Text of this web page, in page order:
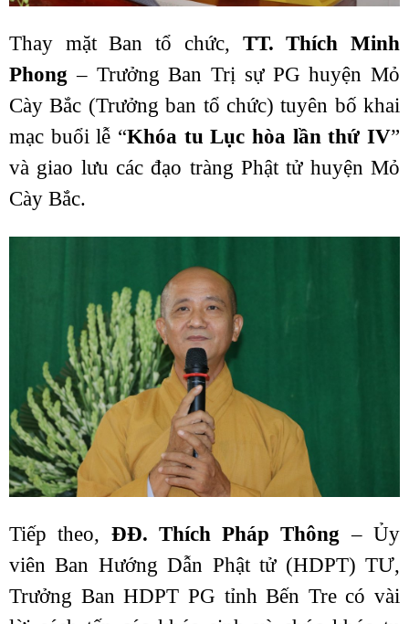
Thay mặt Ban tổ chức, TT. Thích Minh
Phong – Trưởng Ban Trị sự PG huyện Mỏ
Cày Bắc (Trưởng ban tổ chức) tuyên bố khai
mạc buổi lễ “Khóa tu Lục hòa lần thứ IV”
và giao lưu các đạo tràng Phật tử huyện Mỏ
Cày Bắc.
Tiếp theo, ĐĐ. Thích Pháp Thông – Ủy
viên Ban Hướng Dẫn Phật tử (HDPT) TƯ,
Trưởng Ban HDPT PG tỉnh Bến Tre có vài